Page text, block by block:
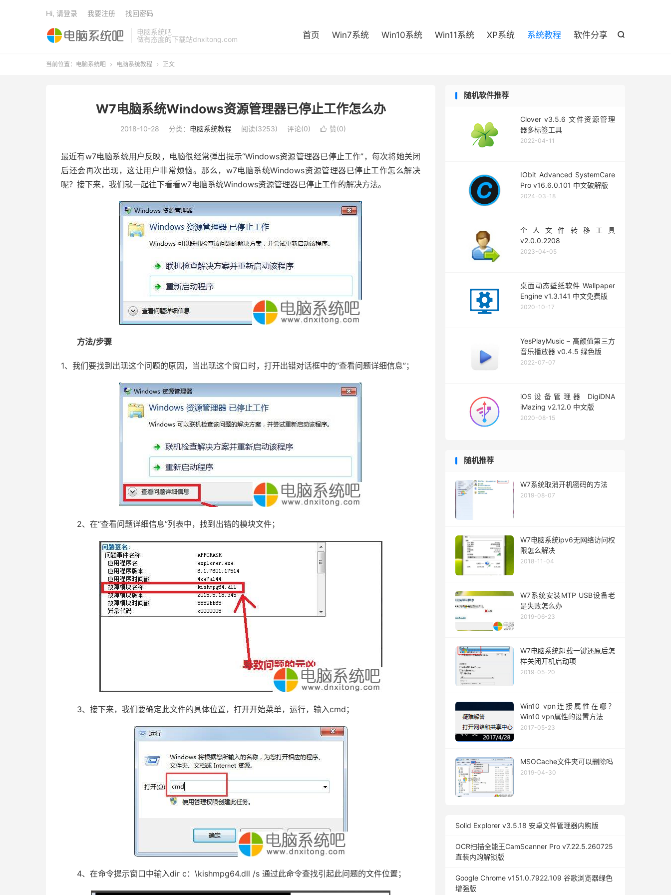
电脑系统吧
做有态度的下载站dnxitong.com

首页 Win7系统 Win10系统 Win11系统 XP系统 系统教程 软件分享
Hi, 请登录 我要注册 找回密码
当前位置： 电脑系统吧  电脑系统教程  正文
W7电脑系统Windows资源管理器已停止工作怎么办
2018-10-28 分类： 电脑系统教程 阅读(3253) 评论(0)  赞(0)
最近有w7电脑系统用户反映，电脑很经常弹出提示“Windows资源管理器已停止工作”，每次将她关闭
后还会再次出现，这让用户非常烦恼。那么，w7电脑系统Windows资源管理器已停止工作怎么解决
呢？接下来，我们就一起往下看看w7电脑系统Windows资源管理器已停止工作的解决方法。
方法/步骤
1、我们要找到出现这个问题的原因，当出现这个窗口时，打开出错对话框中的“查看问题详细信息”；
2、在“查看问题详细信息”列表中，找到出错的模块文件；
3、接下来，我们要确定此文件的具体位置，打开开始菜单，运行，输入cmd；
4、在命令提示窗口中输入dir c：\kishmpg64.dll /s 通过此命令查找引起此问题的文件位置；
随机软件推荐
Clover v3.5.6 文件资源管理
器多标签工具
2022-04-11
IObit Advanced SystemCare
Pro v16.6.0.101 中文破解版
2024-03-18
个人文件转移工具
v2.0.0.2208
2023-04-05
桌面动态壁纸软件 Wallpaper
Engine v1.3.141 中文免费版
2020-10-17
YesPlayMusic – 高颜值第三方
音乐播放器 v0.4.5 绿色版
2022-07-07
iOS设备管理器 DigiDNA
iMazing v2.12.0 中文版
2020-08-15
随机推荐
W7系统取消开机密码的方法
2019-08-07
W7电脑系统ipv6无网络访问权
限怎么解决
2018-11-04
W7系统安装MTP USB设备老
是失败怎么办
2019-06-23
W7电脑系统卸载一键还原后怎
样关闭开机启动项
2019-05-20
Win10 vpn连接属性在哪？
Win10 vpn属性的设置方法
2017-05-23
MSOCache文件夹可以删除吗
2019-04-30
Solid Explorer v3.5.18 安卓文件管理器内购版
OCR扫描全能王CamScanner Pro v7.22.5.260725
直装内购解锁版
Google Chrome v151.0.7922.109 谷歌浏览器绿色
增强版